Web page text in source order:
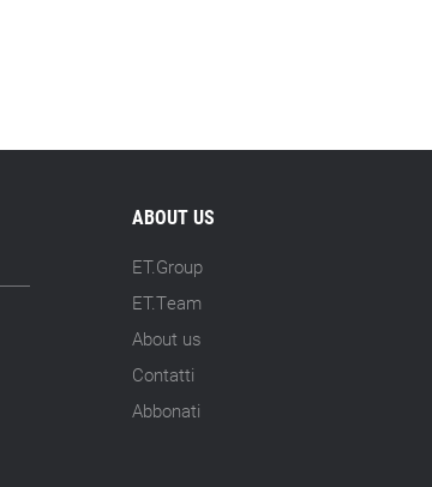
ABOUT US
ET.Group
ET.Team
About us
Contatti
Abbonati